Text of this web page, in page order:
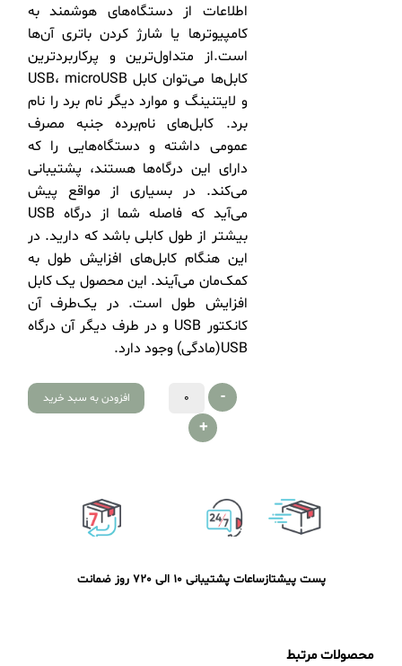
اطلاعات از دستگاه‌های هوشمند به
کامپیوترها یا شارژ کردن باتری آن‌ها
است.از متداول‌ترین و پرکاربردترین
کابل‌ها می‌توان کابل USB، microUSB
و لایتنینگ و موارد دیگر نام برد را نام
برد. کابل‌های نام‌برده جنبه مصرف
عمومی داشته و دستگاه‌هایی را که
دارای این درگاه‌ها هستند، پشتیبانی
می‌کند. در بسیاری از مواقع پیش
می‌آید که فاصله شما از درگاه USB
بیشتر از طول کابلی باشد که دارید. در
این هنگام کابل‌های افزایش طول به
کمک‌مان می‌آیند. این محصول یک کابل
افزایش طول است. در یک‌طرف آن
کانکتور USB و در طرف دیگر آن درگاه
USB(مادگی) وجود دارد.
-
+
افزودن به سبد خرید
پست پیشتازساعات پشتیبانی 10 الی 20 7 روز ضمانت
محصولات مرتبط